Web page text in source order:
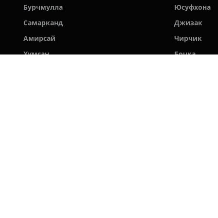
Бурчмулла
Юсуфхона
Самарканд
Джизак
Амирсай
Чирчик
Хумсан
Бочка